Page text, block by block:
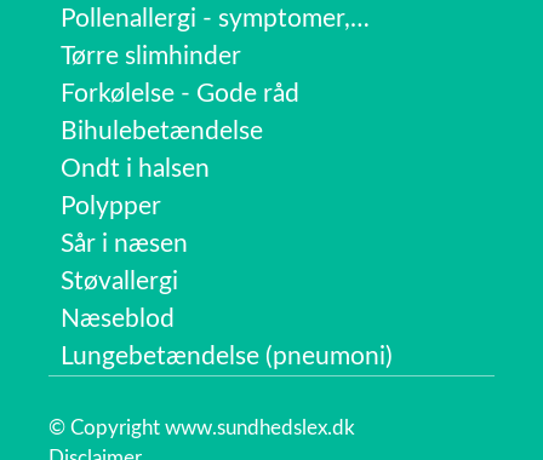
Pollenallergi - symptomer,…
Tørre slimhinder
Forkølelse - Gode råd
Bihulebetændelse
Ondt i halsen
Polypper
Sår i næsen
Støvallergi
Næseblod
Lungebetændelse (pneumoni)
© Copyright www.sundhedslex.dk